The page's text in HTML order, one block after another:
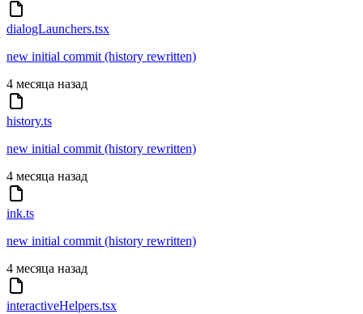
dialogLaunchers.tsx
new initial commit (history rewritten)
4 месяца назад
history.ts
new initial commit (history rewritten)
4 месяца назад
ink.ts
new initial commit (history rewritten)
4 месяца назад
interactiveHelpers.tsx